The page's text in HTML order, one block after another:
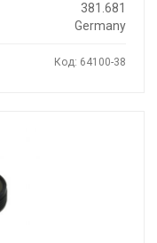
381.681
Germany
Код: 64100-38